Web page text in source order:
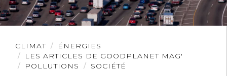
CLIMAT
ÉNERGIES
LES ARTICLES DE GOODPLANET MAG'
POLLUTIONS
SOCIÉTÉ
Lire
l'article